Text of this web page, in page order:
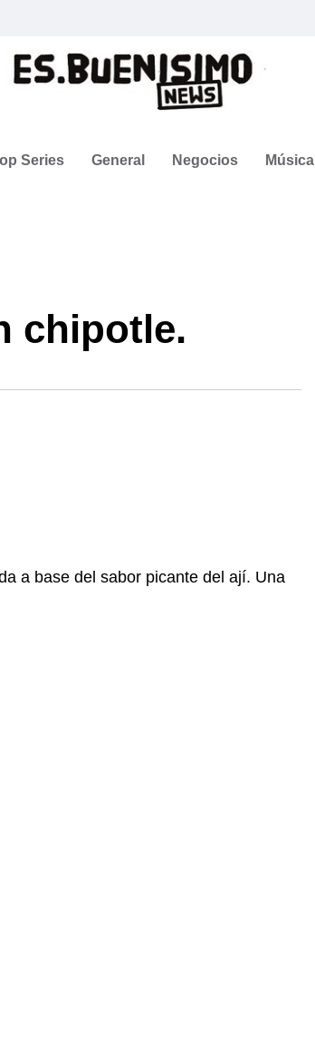
Series General Negocios Música
chipotle.
a base del sabor picante del ají. Una